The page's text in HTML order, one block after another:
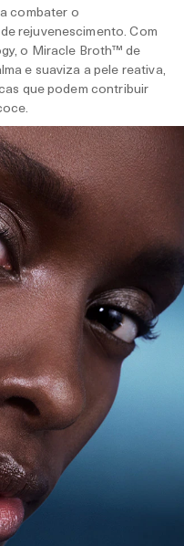
combater o
rejuvenescimento. Com
o Miracle Broth™ de
e suaviza a pele reativa,
que podem contribuir